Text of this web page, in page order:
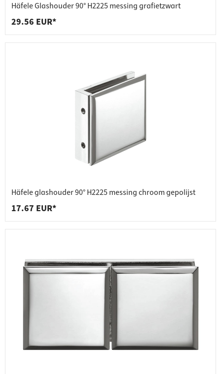
Häfele Glashouder 90° H2225 messing grafietzwart
29.56 EUR*
Häfele glashouder 90° H2225 messing chroom gepolijst
17.67 EUR*